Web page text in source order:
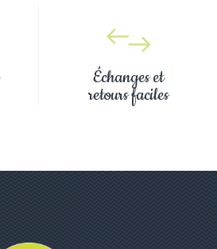
Échanges et
retours faciles